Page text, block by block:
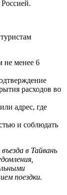
не менее 6
расходов во
адрес, где
и соблюдать
в Тайвань
поездки.